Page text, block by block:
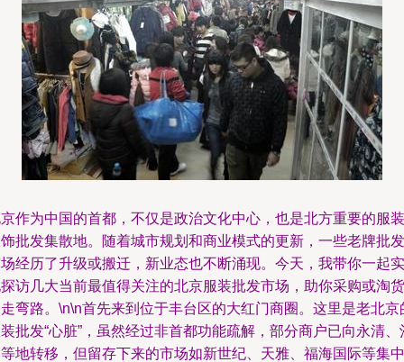
作为中国的首都，不仅是政治文化中心，也是北方重要的服装
批发集散地。随着城市规划和商业模式的更新，一些老牌批发
经历了升级或搬迁，新业态也不断涌现。今天，我带你一起实
访几大当前最值得关注的北京服装批发市场，助你采购或淘货
弯路。\n\n首先来到位于丰台区的大红门商圈。这里是老北京
批发“心脏”，虽然经过非首都功能疏解，部分商户已向永清、
地转移，但留存下来的市场如新世纪、天雅、福海国际等集中